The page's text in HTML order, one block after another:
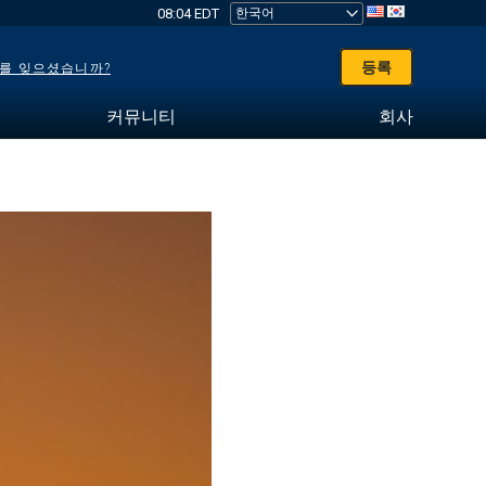
08:04 EDT
잊으셨습니까? 등록
커뮤니티 회사